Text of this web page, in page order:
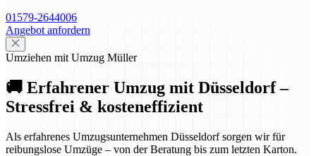
01579-2644006
Angebot anfordern
Umziehen mit Umzug Müller
🚚 Erfahrener Umzug mit Düsseldorf –
Stressfrei & kosteneffizient
Als erfahrenes Umzugsunternehmen Düsseldorf sorgen wir für
reibungslose Umzüge – von der Beratung bis zum letzten Karton.